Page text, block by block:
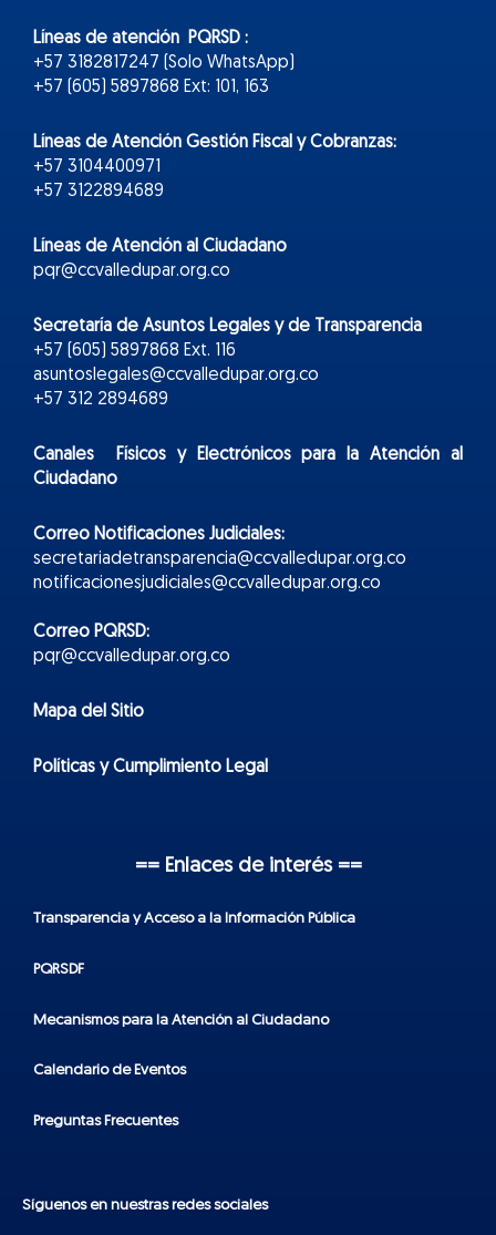
Líneas de atención PQRSD :
+57 3182817247 (Solo WhatsApp)
+57 (605) 5897868 Ext: 101, 163
Líneas de Atención Gestión Fiscal y Cobranzas:
+57 3104400971
+57 3122894689
Líneas de Atención al Ciudadano
pqr@ccvalledupar.org.co
Secretaría de Asuntos Legales y de Transparencia
+57 (605) 5897868 Ext. 116
asuntoslegales@ccvalledupar.org.co
+57 312 2894689
Canales Físicos yElectrónicospara la Atención al
Ciudadano
Correo Notificaciones Judiciales:
secretariadetransparencia@ccvalledupar.org.co
notificacionesjudiciales@ccvalledupar.org.co
Correo PQRSD:
pqr@ccvalledupar.org.co
Mapa del Sitio
Políticas y Cumplimiento Legal
== Enlaces de interés ==
Transparencia y Acceso a la Información Pública
PQRSDF
Mecanismos para la Atención al Ciudadano
Calendario de Eventos
Preguntas Frecuentes
Síguenos en nuestras redes sociales